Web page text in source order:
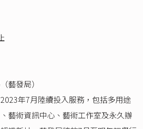
藝發局）
年7月陸續投入服務，包括多用途
藝術資訊中心、藝術工作室及永久辦